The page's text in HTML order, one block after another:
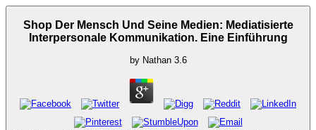
Shop Der Mensch Und Seine Medien: Mediatisierte
Interpersonale Kommunikation. Eine Einführung
by Nathan 3.6